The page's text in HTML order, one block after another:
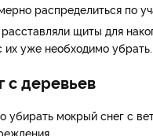
распределиться по
щиты для
их уже необходимо убрать.
с деревьев
убирать мокрый снег с